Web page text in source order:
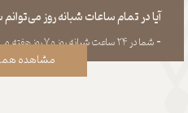
آیا در تمام ساعات شبانه روز
​​​​​​​​​​​​​​- شما در ۲۴ ساعت شبانه روز و ۷ روز هفته می‌‏توانید سفارش خود را ثبت کنید.
مشاهده